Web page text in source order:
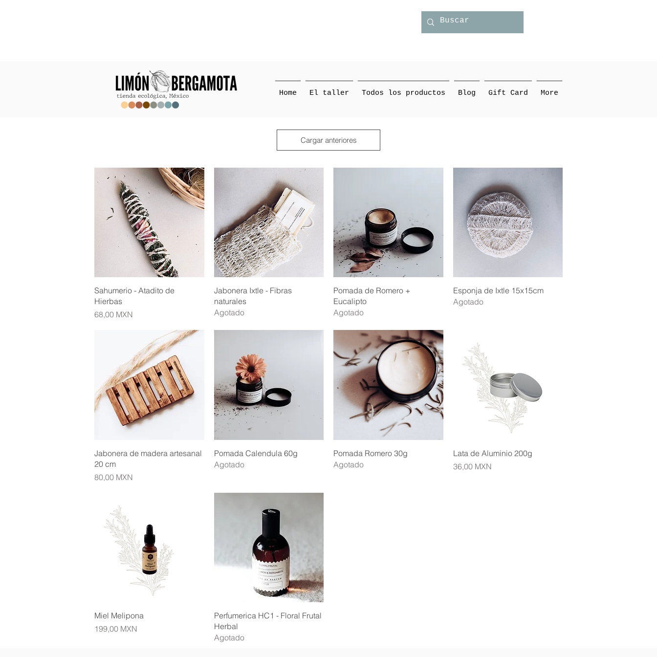
Home El taller Todos los productos Blog Gift Card More
Cargar anteriores
Vista rápida
Sahumerio - Atadito de
Hierbas
Precio
68,00 MXN
Vista rápida
Jabonera Ixtle - Fibras
naturales
Agotado
Vista rápida
Pomada de Romero +
Eucalipto
Agotado
Vista rápida
Esponja de Ixtle 15x15cm
Agotado
Vista rápida
Jabonera de madera artesanal
20 cm
Precio
80,00 MXN
Vista rápida
Pomada Calendula 60g
Agotado
Vista rápida
Pomada Romero 30g
Agotado
Vista rápida
Lata de Aluminio 200g
Precio
36,00 MXN
Vista rápida
Miel Melipona
Precio
199,00 MXN
Vista rápida
Perfumerica HC1 - Floral Frutal
Herbal
Agotado